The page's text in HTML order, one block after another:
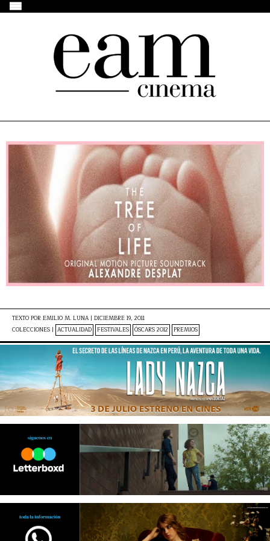
TEXTO POR EMILIO M. LUNA | DICIEMBRE 19, 2011
COLECCIONES | ACTUALIDAD FESTIVALES ÓSCARS 2012 PREMIOS